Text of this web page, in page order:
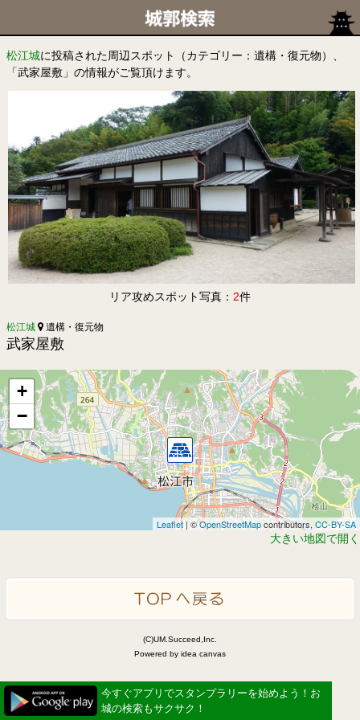
松江城に投稿された周辺スポット（カテゴリー：遺構・復元物）、
「武家屋敷」の情報がご覧頂けます。
リア攻めスポット写真： 2件
松江城 遺構・復元物
武家屋敷
+
−
Leaflet | ©OpenStreetMapcontributors, CC-BY-SA
大きい地図で開く
(C)UM.Succeed,Inc.
Powered by idea canvas
今すぐアプリでスタンプラリーを始めよう！お
城の検索もサクサク！